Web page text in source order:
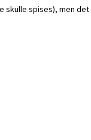
skulle spises), men